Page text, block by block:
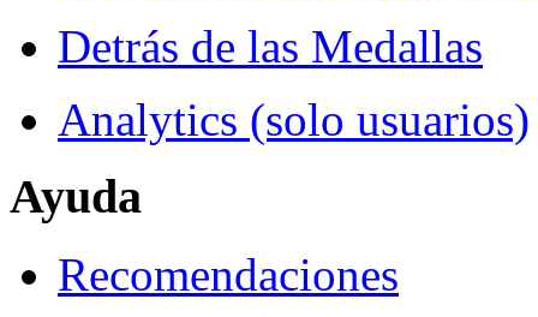
Detrás de las Medallas
Analytics (solo usuarios)
Ayuda
Recomendaciones